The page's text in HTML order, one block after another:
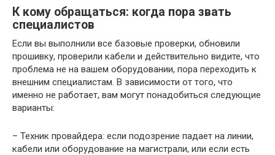
К кому обращаться: когда пора звать
специалистов
Если вы выполнили все базовые проверки, обновили
прошивку, проверили кабели и действительно видите, что
проблема не на вашем оборудовании, пора переходить к
внешним специалистам. В зависимости от того, что
именно не работает, вам могут понадобиться следующие
варианты:
– Техник провайдера: если подозрение падает на линии,
кабели или оборудование на магистрали, или если есть